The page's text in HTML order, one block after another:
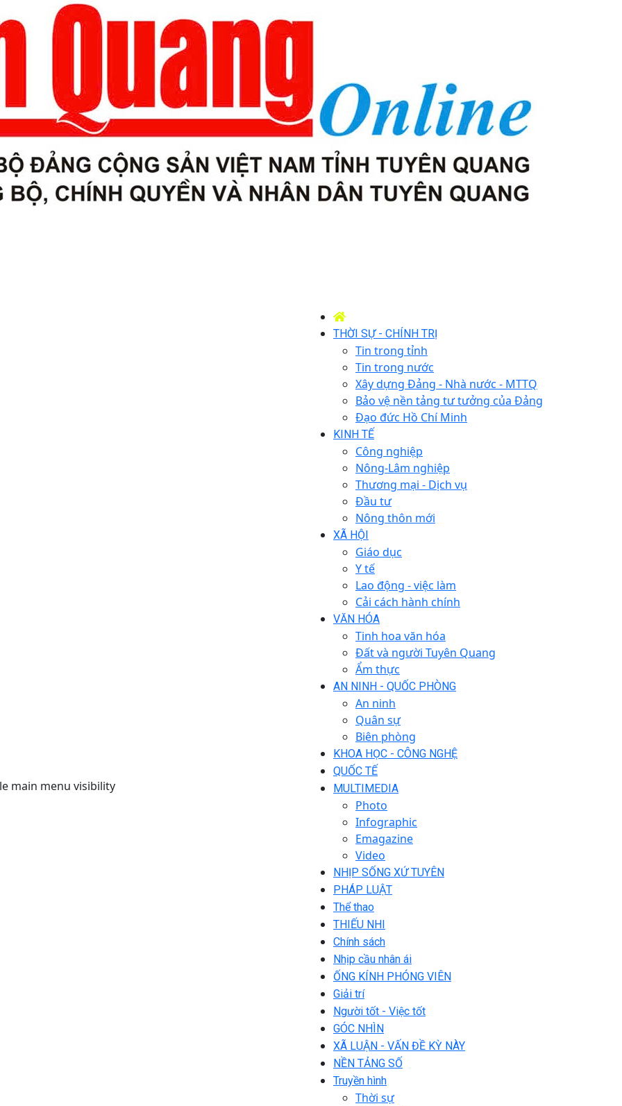
main menu visibility
THỜI SỰ - CHÍNH TRỊ
Tin trong tỉnh
Tin trong nước
Xây dựng Đảng - Nhà nước - MTTQ
Bảo vệ nền tảng tư tưởng của Đảng
Đạo đức Hồ Chí Minh
KINH TẾ
Công nghiệp
Nông-Lâm nghiệp
Thương mại - Dịch vụ
Đầu tư
Nông thôn mới
XÃ HỘI
Giáo dục
Y tế
Lao động - việc làm
Cải cách hành chính
VĂN HÓA
Tinh hoa văn hóa
Đất và người Tuyên Quang
Ẩm thực
AN NINH - QUỐC PHÒNG
An ninh
Quân sự
Biên phòng
KHOA HỌC - CÔNG NGHỆ
QUỐC TẾ
MULTIMEDIA
Photo
Infographic
Emagazine
Video
NHỊP SỐNG XỨ TUYÊN
PHÁP LUẬT
Thể thao
THIẾU NHI
Chính sách
Nhịp cầu nhân ái
ỐNG KÍNH PHÓNG VIÊN
Giải trí
Người tốt - Việc tốt
GÓC NHÌN
XÃ LUẬN - VẤN ĐỀ KỲ NÀY
NỀN TẢNG SỐ
Truyền hình
Thời sự